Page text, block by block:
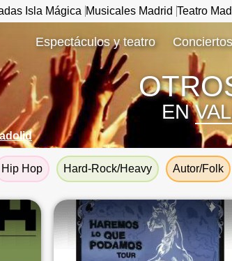
Isla Mágica Musicales Madrid Teatro
Espectáculos y teatro Conciertos
EN
Hip Hop Hard-Rock/Heavy Autor/Folk